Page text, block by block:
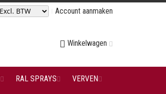
Account aanmaken
Winkelwagen
RAL SPRAYS VERVEN